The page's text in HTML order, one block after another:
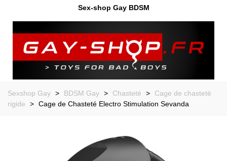
Sex-shop Gay BDSM
Sexshop Gay > BDSM Gay > Chasteté >
Cage de chasteté
rigide
> Cage de Chasteté Electro Stimulation Sevanda